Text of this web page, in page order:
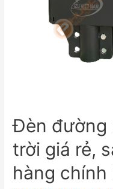
Đèn đường
trời giá rẻ,
hàng chính